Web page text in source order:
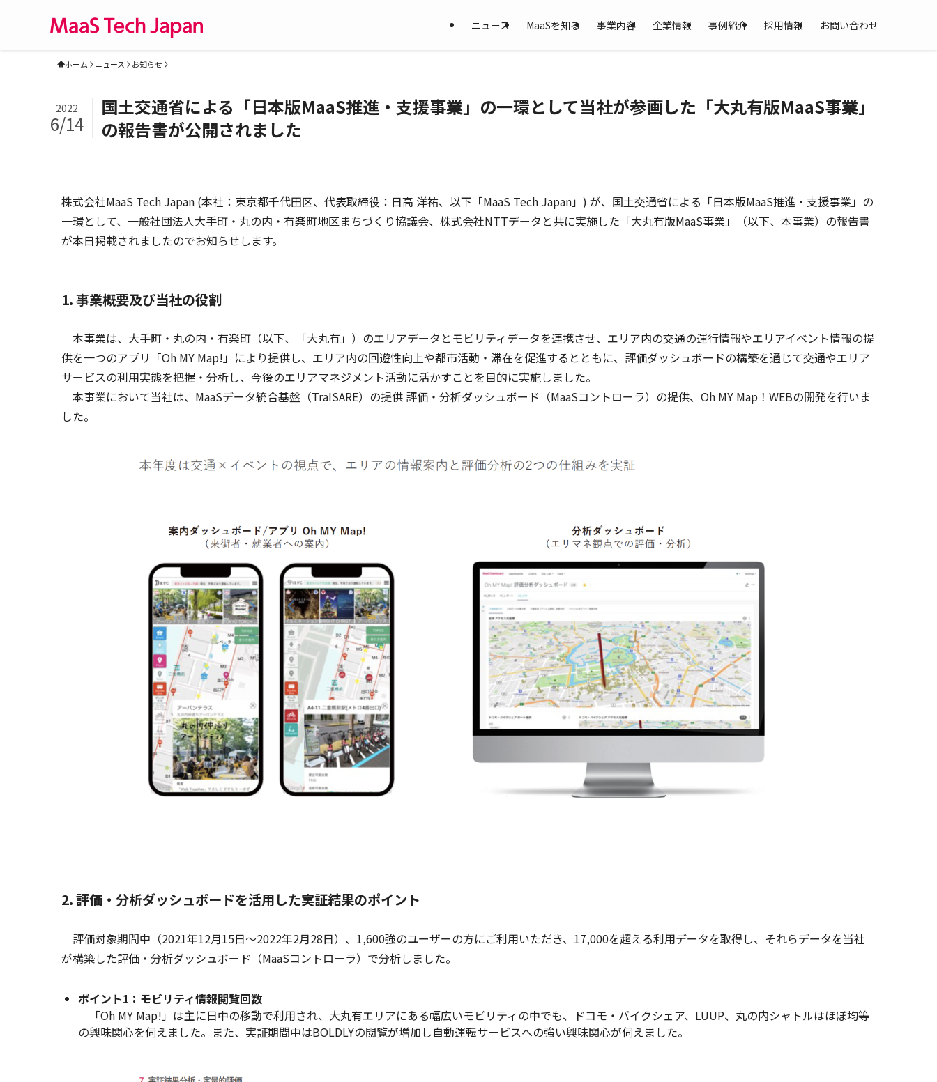
ニュース MaaSを知る 事業内容 企業情報 事例紹介 採用情報 お問い合わせ
ホーム ニュース お知らせ
国土交通省による「日本版MaaS推進・支援事業」の一環として当社が参画した「大丸有版MaaS事業」
の報告書が公開されました
2022
6/14
株式会社MaaS Tech Japan (本社：東京都千代田区、代表取締役：日高 洋祐、以下「MaaS Tech Japan」) が、国土交通省による「日本版MaaS推進・支援事業」の
一環として、一般社団法人大手町・丸の内・有楽町地区まちづくり協議会、株式会社NTTデータと共に実施した「大丸有版MaaS事業」（以下、本事業）の報告書
が本日掲載されましたのでお知らせします。
1. 事業概要及び当社の役割
本事業は、大手町・丸の内・有楽町（以下、「大丸有」）のエリアデータとモビリティデータを連携させ、エリア内の交通の運行情報やエリアイベント情報の提
供を一つのアプリ「Oh MY Map!」により提供し、エリア内の回遊性向上や都市活動・滞在を促進するとともに、評価ダッシュボードの構築を通じて交通やエリア
サービスの利用実態を把握・分析し、今後のエリアマネジメント活動に活かすことを目的に実施しました。
本事業において当社は、MaaSデータ統合基盤（TraISARE）の提供 評価・分析ダッシュボード（MaaSコントローラ）の提供、Oh MY Map！WEBの開発を行いま
した。
2. 評価・分析ダッシュボードを活用した実証結果のポイント
評価対象期間中（2021年12月15日〜2022年2月28日）、1,600強のユーザーの方にご利用いただき、17,000を超える利用データを取得し、それらデータを当社
が構築した評価・分析ダッシュボード（MaaSコントローラ）で分析しました。
ポイント1：モビリティ情報閲覧回数
「Oh MY Map!」は主に日中の移動で利用され、大丸有エリアにある幅広いモビリティの中でも、ドコモ・バイクシェア、LUUP、丸の内シャトルはほぼ均等
の興味関心を伺えました。また、実証期間中はBOLDLYの閲覧が増加し自動運転サービスへの強い興味関心が伺えました。